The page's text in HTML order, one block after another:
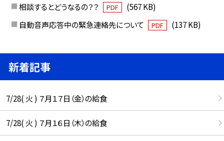
相談するとどうなるの？？
PDF
(567 KB)
自動音声応答中の緊急連絡先について
PDF (137 KB)
新着記事
7/28( 火 ) ７月１７日（金）の給食
7/28( 火 ) ７月１６日（木）の給食